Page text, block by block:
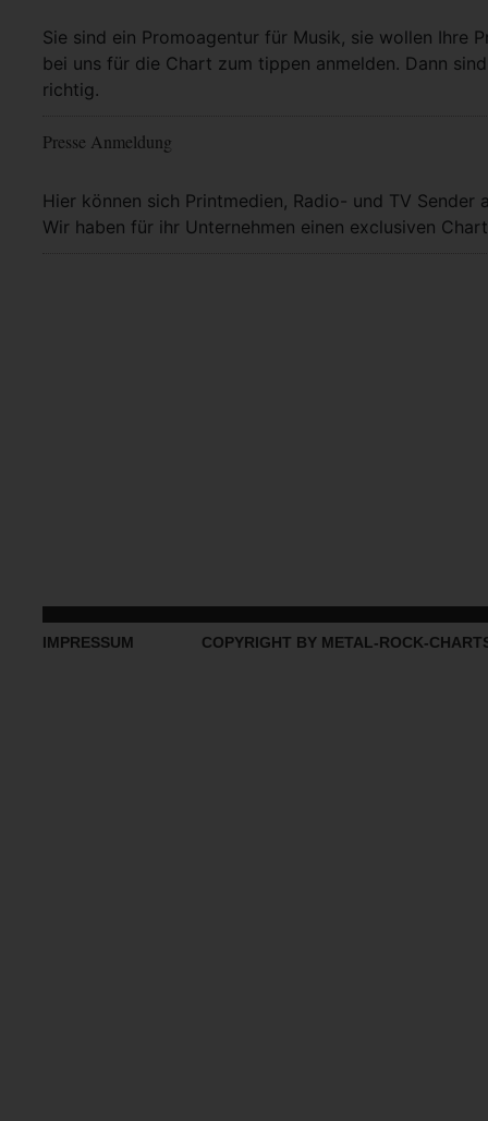
Sie sind ein Promoagentur für Musik, sie wollen Ihre
bei uns für die Chart zum tippen anmelden. Dann
richtig.
Presse Anmeldung
Hier können sich Printmedien, Radio- und TV Sender
Wir haben für ihr Unternehmen einen exclusiven
Mehr Info
IMPRESSUM COPYRIGHT BY METAL-ROCK-